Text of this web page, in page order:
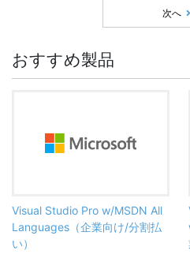
次へ
おすすめ製品
Visual Studio Pro w/MSDN All
Languages（企業向け/分割払
い）